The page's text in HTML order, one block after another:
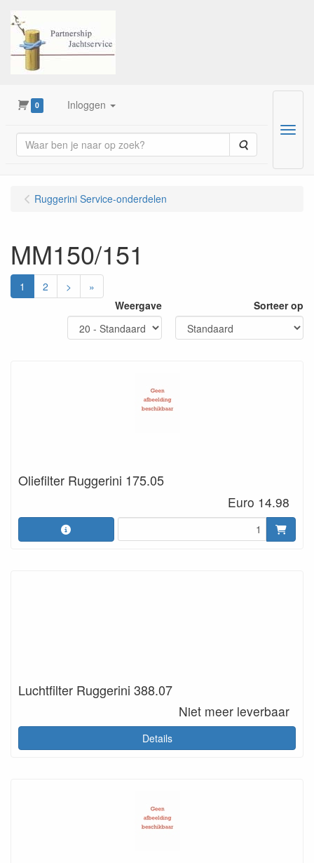
0 Inloggen
Zoeken
Menu
Ruggerini Service-onderdelen
MM150/151
1 2 >
»
Weergave
Sorteer op
Oliefilter Ruggerini 175.05
Euro 14.98
Luchtfilter Ruggerini 388.07
Niet meer leverbaar
Details